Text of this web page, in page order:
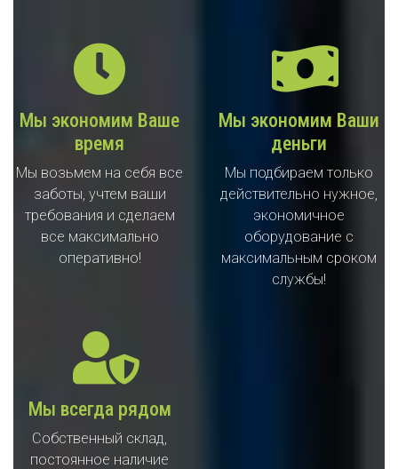
Мы экономим Ваше
время
Мы возьмем на себя все
заботы, учтем ваши
требования и сделаем
все максимально
оперативно!
Мы экономим Ваши
деньги
Мы подбираем только
действительно нужное,
экономичное
оборудование с
максимальным сроком
службы!
Мы всегда рядом
Собственный склад,
постоянное наличие